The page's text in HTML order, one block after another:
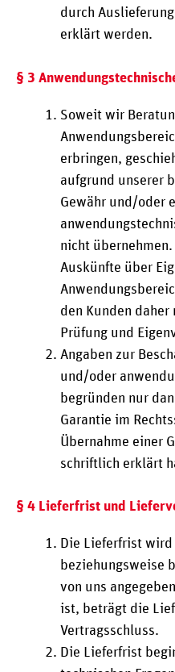
durch
erklärt werden.
§ 3
Soweit wir
erbringen,
aufgrund unserer
Gewähr und/oder
nicht
Auskünfte über
den Kunden daher
Prüfung und
Angaben zur
und/oder
begründen nur
Garantie im
Übernahme einer
schriftlich erklärt
§ 4 Lieferfrist und
Die Lieferfrist
beziehungsweise
von uns
ist, beträgt die
Vertragsschluss.
Die Lieferfrist